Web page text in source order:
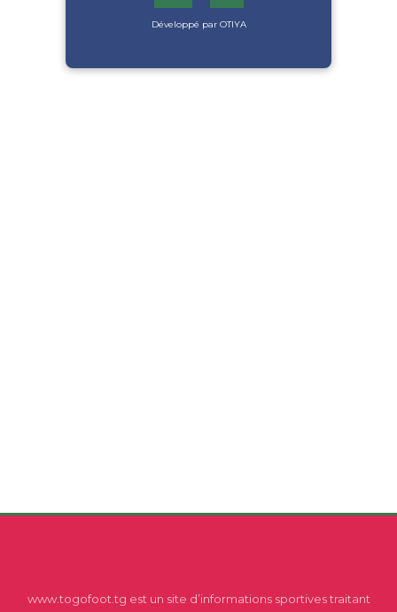
Développé par OTIYA
www.togofoot.tg est un site d’informations sportives traitant